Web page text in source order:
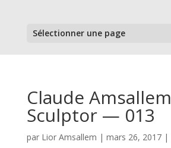
Sélectionner une page
Claude Amsallem
Sculptor — 013
par Lior Amsallem | mars 26, 2017|